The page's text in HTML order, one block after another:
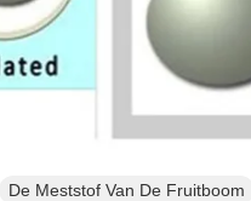
De Meststof Van De Fruitboom